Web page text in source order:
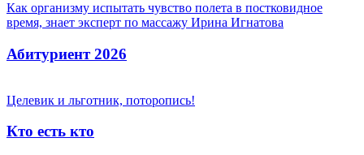
Как организму испытать чувство полета в постковидное
время, знает эксперт по массажу Ирина Игнатова
Абитуриент 2026
Целевик и льготник, поторопись!
Кто есть кто